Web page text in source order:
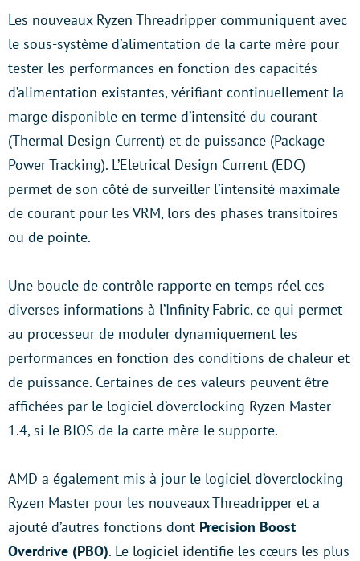
Les nouveaux Ryzen Threadripper communiquent avec
le sous-système d’alimentation de la carte mère pour
tester les performances en fonction des capacités
d’alimentation existantes, vérifiant continuellement la
marge disponible en terme d’intensité du courant
(Thermal Design Current) et de puissance (Package
Power Tracking). L’Eletrical Design Current (EDC)
permet de son côté de surveiller l’intensité maximale
de courant pour les VRM, lors des phases transitoires
ou de pointe.
Une boucle de contrôle rapporte en temps réel ces
diverses informations à l’Infinity Fabric, ce qui permet
au processeur de moduler dynamiquement les
performances en fonction des conditions de chaleur et
de puissance. Certaines de ces valeurs peuvent être
affichées par le logiciel d’overclocking Ryzen Master
1.4, si le BIOS de la carte mère le supporte.
AMD a également mis à jour le logiciel d’overclocking
Ryzen Master pour les nouveaux Threadripper et a
ajouté d’autres fonctions dont Precision Boost
Overdrive (PBO). Le logiciel identifie les cœurs les plus